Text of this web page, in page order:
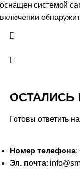
оснащен системой
включении
ОСТАЛИСЬ
Готовы ответить
Номер телефона:
Эл. почта: